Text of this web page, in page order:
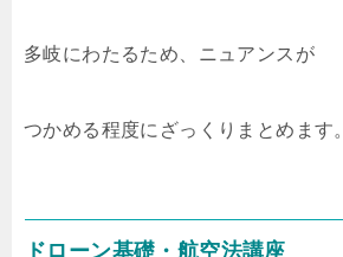
多岐にわたるため、ニュアンスが
つかめる程度にざっくりまとめます。
ドローン基礎・航空法講座